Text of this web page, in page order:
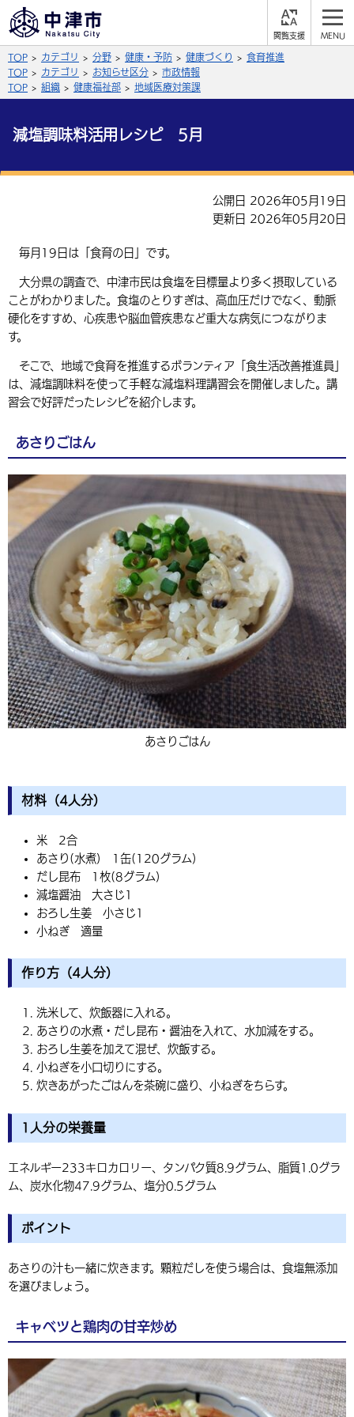
覧
支
よみあげる
文字の大きさ
拡大 標準
言語を選択
中国語（繁体字） 韓国語（한국어）
公式SNS
サイト内検索
福祉・介護 健康・予防
税金
環境・衛生 生涯学習・スポーツ・人権
選挙 外国人の方向け情報
事業者の方へ
入札・契約 産業・雇用
農林水産業
都市整備
子育て・教育
施設情報
手当・助成 健康・医療
相談・支援・情報 計画・施策
観光・移住
観光なび スポットを探す
遊ぶ・体験する グルメ・食べる
買う・おみやげ
移住・定住
市政情報
中津市について 市役所の紹介
地方創生・地域活性化
行政・計画
TOP カテゴリ 分野 健康・予防 健康づくり
食育推進
TOP
カテゴリ お知らせ区分
市政情報
TOP
組織 健康福祉部 地域医療対策課
減塩調味料活用レシピ 5月
公開日 2026年05月19日
更新日 2026年05月20日
毎月19日は「食育の日」です。
大分県の調査で、中津市民は食塩を目標量より多く摂取している
ことがわかりました。食塩のとりすぎは、高血圧だけでなく、動脈
硬化をすすめ、心疾患や脳血管疾患など重大な病気につながりま
す。
そこで、地域で食育を推進するボランティア「食生活改善推進員」
は、減塩調味料を使って手軽な減塩料理講習会を開催しました。講
習会で好評だったレシピを紹介します。
あさりごはん
あさりごはん
材料（4人分）
米 2合
あさり(水煮) 1缶(120グラム)
だし昆布 1枚(8グラム)
減塩醤油 大さじ1
おろし生姜 小さじ1
小ねぎ 適量
作り方（4人分）
洗米して、炊飯器に入れる。
あさりの水煮・だし昆布・醤油を入れて、水加減をする。
おろし生姜を加えて混ぜ、炊飯する。
小ねぎを小口切りにする。
炊きあがったごはんを茶碗に盛り、小ねぎをちらす。
1人分の栄養量
エネルギー233キロカロリー、タンパク質8.9グラム、脂質1.0グラ
ム、炭水化物47.9グラム、塩分0.5グラム
ポイント
あさりの汁も一緒に炊きます。顆粒だしを使う場合は、食塩無添加
を選びましょう。
キャベツと鶏肉の甘辛炒め